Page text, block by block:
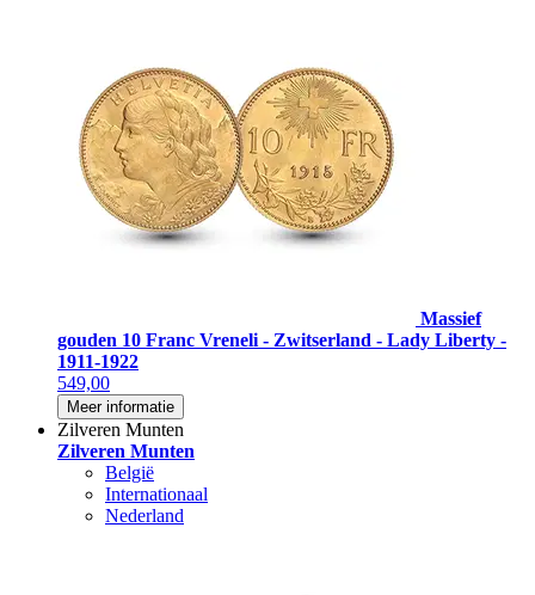
Massief
gouden 10 Franc Vreneli - Zwitserland - Lady Liberty -
1911-1922
549,00
Meer informatie
Zilveren Munten
Zilveren Munten
België
Internationaal
Nederland